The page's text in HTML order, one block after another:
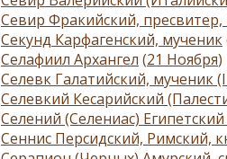
Севир Фракийский, пресвитер,
Секунд Карфагенский, мученик
Селафиил Архангел (21 Ноября)
Селевк Галатийский, мученик
Селевкий Кесарийский
Селений (Селениас)
Сеннис Персидский, Римский,